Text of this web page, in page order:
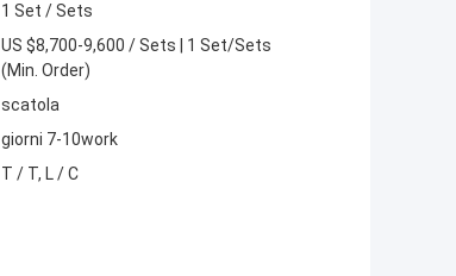
1 Set / Sets
US $8,700-9,600 / Sets | 1 Set/Sets
(Min. Order)
scatola
giorni 7-10work
T / T, L / C